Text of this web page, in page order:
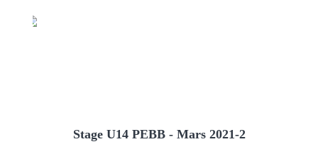
Stage U14 PEBB - Mars 2021-2